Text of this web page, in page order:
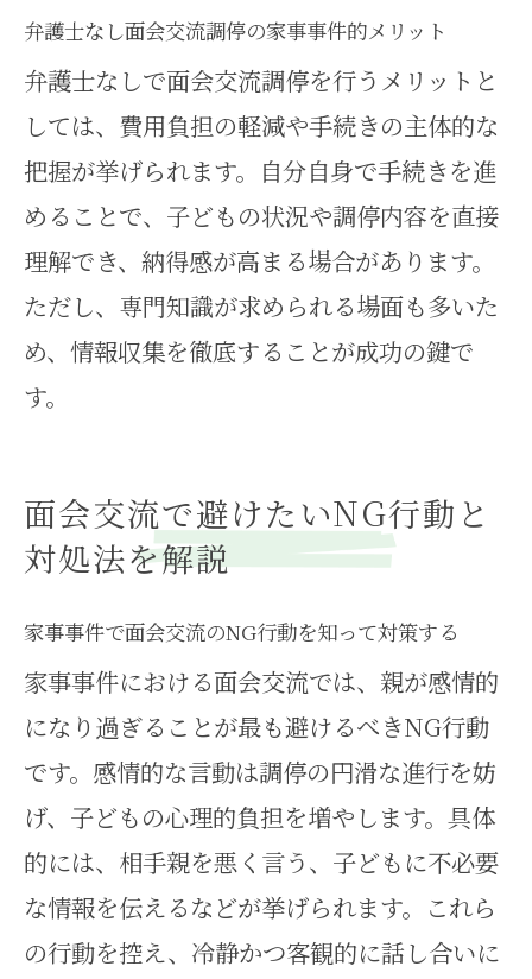
弁護士なし面会交流調停の家事事件的メリット
弁護士なしで面会交流調停を行うメリットと
しては、費用負担の軽減や手続きの主体的な
把握が挙げられます。自分自身で手続きを進
めることで、子どもの状況や調停内容を直接
理解でき、納得感が高まる場合があります。
ただし、専門知識が求められる場面も多いた
め、情報収集を徹底することが成功の鍵で
す。
面会交流で避けたいNG行動と
対処法を解説
家事事件で面会交流のNG行動を知って対策する
家事事件における面会交流では、親が感情的
になり過ぎることが最も避けるべきNG行動
です。感情的な言動は調停の円滑な進行を妨
げ、子どもの心理的負担を増やします。具体
的には、相手親を悪く言う、子どもに不必要
な情報を伝えるなどが挙げられます。これら
の行動を控え、冷静かつ客観的に話し合いに